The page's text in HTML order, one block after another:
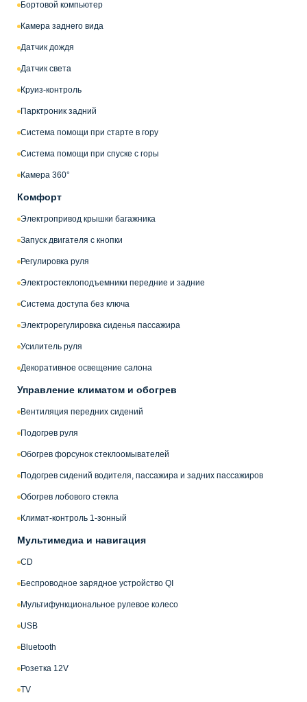
Бортовой компьютер
Камера заднего вида
Датчик дождя
Датчик света
Круиз-контроль
Парктроник задний
Система помощи при старте в гору
Система помощи при спуске с горы
Камера 360°
Комфорт
Электропривод крышки багажника
Запуск двигателя с кнопки
Регулировка руля
Электростеклоподъемники передние и задние
Система доступа без ключа
Электрорегулировка сиденья пассажира
Усилитель руля
Декоративное освещение салона
Управление климатом и обогрев
Вентиляция передних сидений
Подогрев руля
Обогрев форсунок стеклоомывателей
Подогрев сидений водителя, пассажира и задних пассажиров
Обогрев лобового стекла
Климат-контроль 1-зонный
Мультимедиа и навигация
CD
Беспроводное зарядное устройство QI
Мультифункциональное рулевое колесо
USB
Bluetooth
Розетка 12V
TV